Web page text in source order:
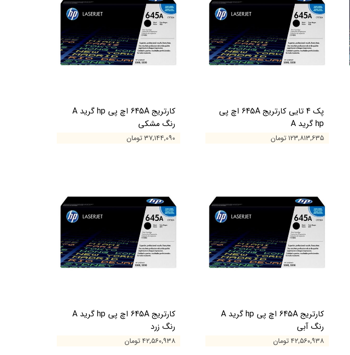
پک 4 تایی کارتریج 645A اچ پی
hp گرید A
۱۲۳,۸۱۳,۶۳۵ تومان
کارتریج 645A اچ پی hp گرید A
رنگ مشکی
۳۷,۱۴۴,۰۹۰ تومان
کارتریج 645A اچ پی hp گرید A
رنگ آبی
۴۲,۵۶۰,۹۳۸ تومان
کارتریج 645A اچ پی hp گرید A
رنگ زرد
۴۲,۵۶۰,۹۳۸ تومان